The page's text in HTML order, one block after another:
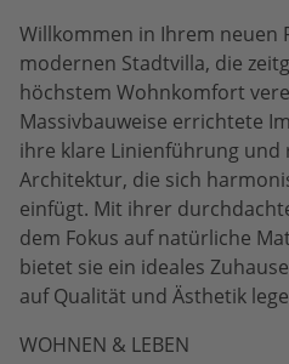
Willkommen in Ihrem neuen
modernen Stadtvilla, die
höchstem Wohnkomfort
Massivbauweise errichtete
ihre klare Linienführung
Architektur, die sich
einfügt. Mit ihrer
dem Fokus auf natürliche
bietet sie ein ideales
auf Qualität und Ästhetik
WOHNEN & LEBEN